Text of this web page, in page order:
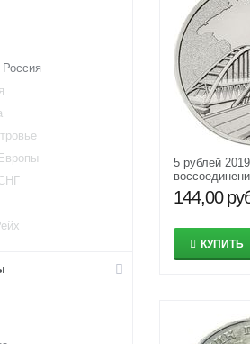
5 рублей
Россией —
144,00
КУПИТЬ